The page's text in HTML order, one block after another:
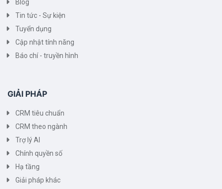
Blog
Tin tức - Sự kiện
Tuyển dụng
Cập nhật tính năng
Báo chí - truyền hình
GIẢI PHÁP
CRM tiêu chuẩn
CRM theo ngành
Trợ lý AI
Chính quyền số
Hạ tầng
Giải pháp khác